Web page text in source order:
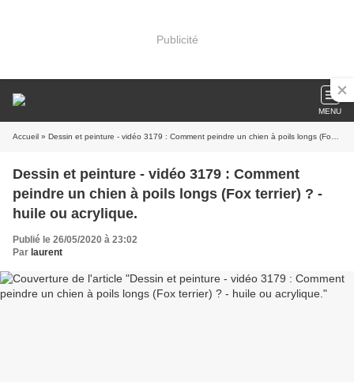
Publicité
MENU
Accueil » Dessin et peinture - vidéo 3179 : Comment peindre un chien à poils longs (Fox terrier) ? - huile ou acrylique.
Dessin et peinture - vidéo 3179 : Comment
peindre un chien à poils longs (Fox terrier) ? -
huile ou acrylique.
Publié le 26/05/2020 à 23:02
Par laurent